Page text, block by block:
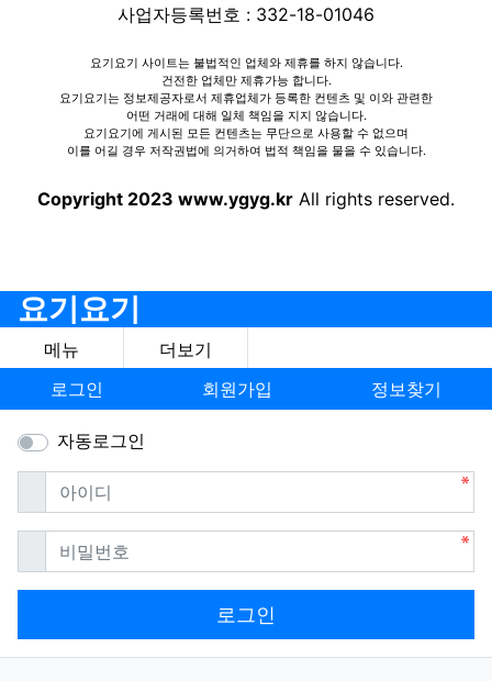
사업자등록번호 : 332-18-01046
요기요기 사이트는 불법적인 업체와 제휴를 하지 않습니다.
건전한 업체만 제휴가능 합니다.
요기요기는 정보제공자로서 제휴업체가 등록한 컨텐츠 및 이와 관련한
어떤 거래에 대해 일체 책임을 지지 않습니다.
요기요기에 게시된 모든 컨텐츠는 무단으로 사용할 수 없으며
이를 어길 경우 저작권법에 의거하여 법적 책임을 물을 수 있습니다.
Copyright 2023 www.ygyg.kr All rights reserved.
요기요기
메뉴
더보기
로그인
회원가입 정보찾기
자동로그인
아이디필수
비밀번호필수
로그인